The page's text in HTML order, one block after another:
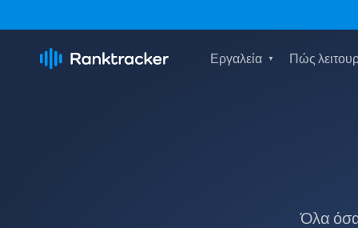
Εργαλεία Πώς
Όλα όσα